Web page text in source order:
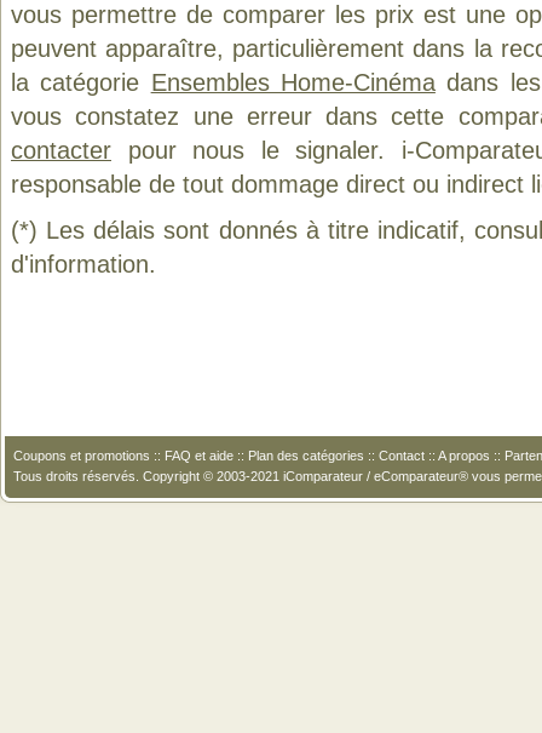
vous permettre de comparer les prix est une
peuvent apparaître, particulièrement dans la
la catégorie Ensembles Home-Cinémadans les
vous constatez une erreur dans cette
contacter pour nous le signaler. i-
responsable de tout dommage direct ou indirect
(*) Les délais sont donnés à titre indicatif,
d'information.
Coupons et promotions :: FAQ et aide :: Plan des catégories :: Contact :: A propos ::
Tous droits réservés. Copyright © 2003-2021 iComparateur / eComparateur® vous